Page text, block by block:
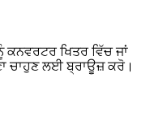
ਖਿਤਰ ਵਿੱਚ ਜਾਂ
ਚਾਹੁਣ ਲਈ ਬ੍ਰਾਊਜ਼ ਕਰੋ।